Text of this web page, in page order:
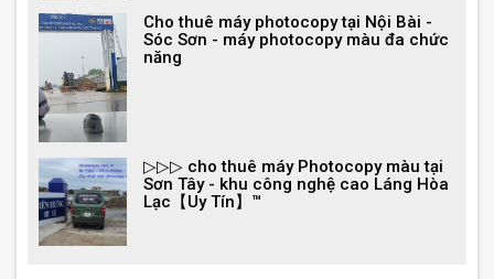
Cho thuê máy photocopy tại Nội Bài -
Sóc Sơn - máy photocopy màu đa chức
năng
▷▷▷ cho thuê máy Photocopy màu tại
Sơn Tây - khu công nghệ cao Láng Hòa
Lạc【Uy Tín】™